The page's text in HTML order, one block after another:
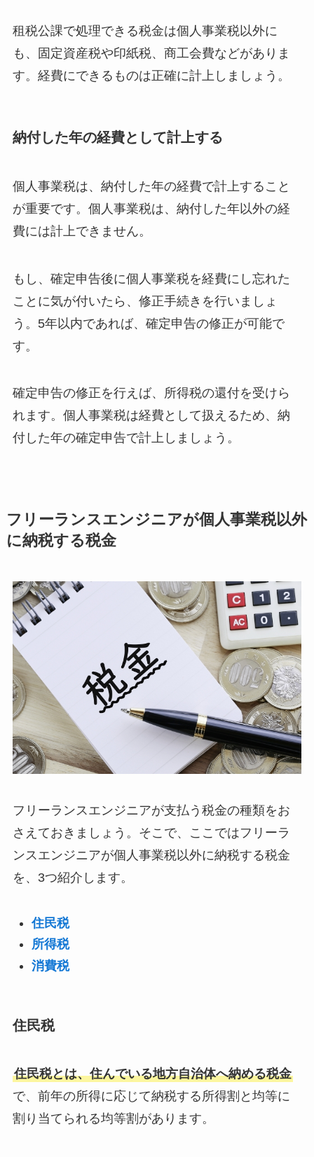
租税公課で処理できる税金は個人事業税以外に
も、固定資産税や印紙税、商工会費などがありま
す。経費にできるものは正確に計上しましょう。
納付した年の経費として計上する
個人事業税は、納付した年の経費で計上すること
が重要です。個人事業税は、納付した年以外の経
費には計上できません。
もし、確定申告後に個人事業税を経費にし忘れた
ことに気が付いたら、修正手続きを行いましょ
う。5年以内であれば、確定申告の修正が可能で
す。
確定申告の修正を行えば、所得税の還付を受けら
れます。個人事業税は経費として扱えるため、納
付した年の確定申告で計上しましょう。
フリーランスエンジニアが個人事業税以外
に納税する税金
フリーランスエンジニアが支払う税金の種類をお
さえておきましょう。そこで、ここではフリーラ
ンスエンジニアが個人事業税以外に納税する税金
を、3つ紹介します。
住民税
所得税
消費税
住民税
住民税とは、住んでいる地方自治体へ納める税金
で、前年の所得に応じて納税する所得割と均等に
割り当てられる均等割があります。